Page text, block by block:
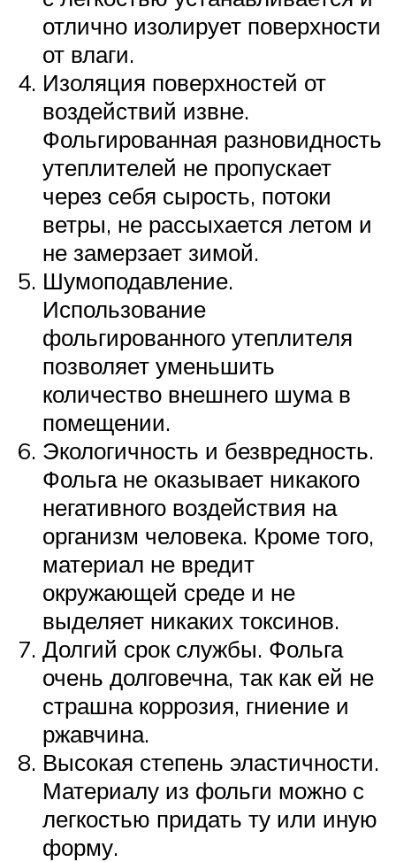
отлично изолирует поверхности
от влаги.
Изоляция поверхностей от
воздействий извне.
Фольгированная разновидность
утеплителей не пропускает
через себя сырость, потоки
ветры, не рассыхается летом и
не замерзает зимой.
Шумоподавление.
Использование
фольгированного утеплителя
позволяет уменьшить
количество внешнего шума в
помещении.
Экологичность и безвредность.
Фольга не оказывает никакого
негативного воздействия на
организм человека. Кроме того,
материал не вредит
окружающей среде и не
выделяет никаких токсинов.
Долгий срок службы. Фольга
очень долговечна, так как ей не
страшна коррозия, гниение и
ржавчина.
Высокая степень эластичности.
Материалу из фольги можно с
легкостью придать ту или иную
форму.